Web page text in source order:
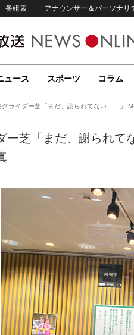
番組表 アナウンサー＆パーソナリ
ュース スポーツ コラム
グライダー芝「まだ、謝られてない……」
ー芝「まだ、謝られ